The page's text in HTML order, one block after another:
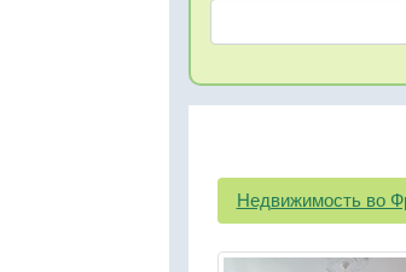
Недвижимость во